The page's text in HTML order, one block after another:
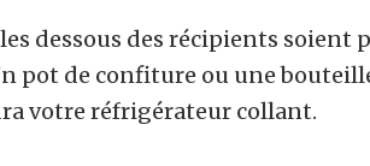
dessous des récipients soient
pot de confiture ou une
votre réfrigérateur collant.